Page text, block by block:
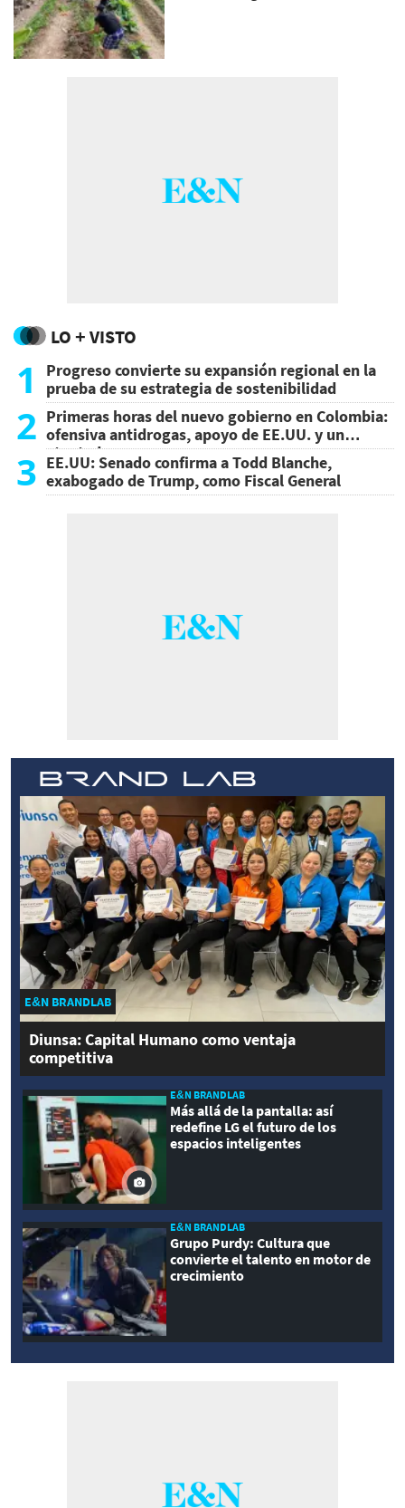
LO + VISTO
1
Progreso convierte su expansión regional en la
prueba de su estrategia de sostenibilidad
2 Primeras horas del nuevo gobierno en Colombia:
ofensiva antidrogas, apoyo de EE.UU. y un
atentado
3 EE.UU: Senado confirma a Todd Blanche,
exabogado de Trump, como Fiscal General
E&N BRANDLAB
Diunsa: Capital Humano como ventaja
competitiva
E&N BRANDLAB
Más allá de la pantalla: así
redefine LG el futuro de los
espacios inteligentes
E&N BRANDLAB
Grupo Purdy: Cultura que
convierte el talento en motor de
crecimiento